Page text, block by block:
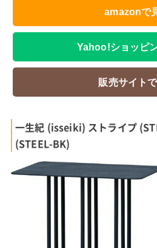
amazonで
Yahoo!ショッピ
販売サイト
一生紀 (isseiki) ストライプ
(STEEL-BK)